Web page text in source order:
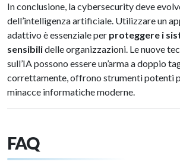
In conclusione, la cybersecurity deve
dell’intelligenza artificiale. Utilizzare un
adattivo è essenziale per proteggere i
sensibilidelle organizzazioni. Le nuove
sull’IA possono essere un’arma a doppio
correttamente, offrono strumenti potenti
minacce informatiche moderne.
FAQ